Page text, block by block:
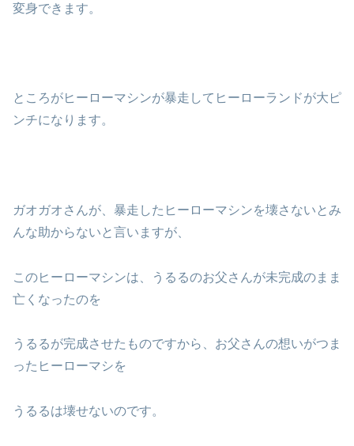
変身できます。
ところがヒーローマシンが暴走してヒーローランドが大ピ
ンチになります。
ガオガオさんが、暴走したヒーローマシンを壊さないとみ
んな助からないと言いますが、
このヒーローマシンは、うるるのお父さんが未完成のまま
亡くなったのを
うるるが完成させたものですから、お父さんの想いがつま
ったヒーローマシを
うるるは壊せないのです。